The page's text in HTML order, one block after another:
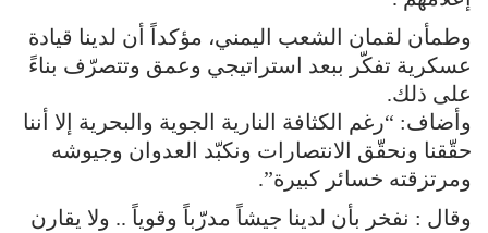
وطمأن لقمان الشعب اليمني، مؤكداً أن لدينا قيادة
عسكرية تفكّر ببعد استراتيجي وعمق وتتصرّف بناءً
على ذلك.
وأضاف: “رغم الكثافة النارية الجوية والبحرية إلا أننا
حقّقنا ونحقّق الانتصارات ونكبّد العدوان وجيوشه
ومرتزقته خسائر كبيرة”.
وقال : نفخر بأن لدينا جيشاً مدرّباً وقوياً .. ولا يقارن